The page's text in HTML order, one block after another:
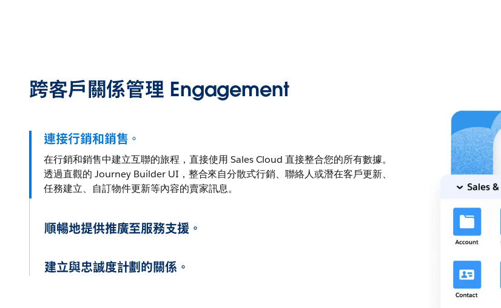
跨客戶關係管理 Engagement
連接行銷和銷售。
在行銷和銷售中建立互聯的旅程，直接使用 Sales Cloud 直接整合您的所有數據。
透過直觀的 Journey Builder UI，整合來自分散式行銷、聯絡人或潛在客戶更新、
任務建立、自訂物件更新等內容的賣家訊息。
順暢地提供推廣至服務支援。
建立與忠誠度計劃的關係。